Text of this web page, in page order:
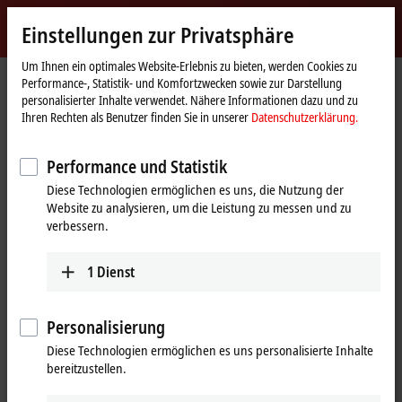
Beckhoff
-
New
Automation
Technology
myBeckhoff
StartseiteUnternehmen Globale Präsenz Österreich Vertrieb
Vertrieb, Österreich
Adresse und Kontakt
Beckhoff Automation GmbH
Hauptstraße 11
Österreich
+43 5552 68813-0
info@beckhoff.at
Einstellungen zur Privatsphäre
Um Ihnen ein optimales Website-Erlebnis zu bieten, werden Cookies zu
Performance-, Statistik- und Komfortzwecken sowie zur Darstellung
personalisierter Inhalte verwendet. Nähere Informationen dazu und zu
Ihren Rechten als Benutzer finden Sie in unserer Datenschutzerklärung.
Performance und Statistik
Diese Technologien ermöglichen es uns, die Nutzung der
Website zu analysieren, um die Leistung zu messen und zu
verbessern.
1 Dienst
Personalisierung
Diese Technologien ermöglichen es uns personalisierte Inhalte
bereitzustellen.